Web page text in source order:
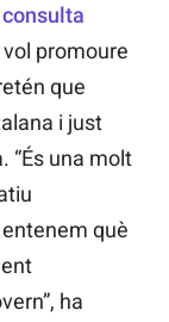
consulta
promoure
que
i just
“És una molt
què
ha